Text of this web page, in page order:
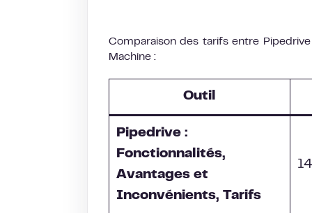
Comparaison des tarifs entre
Machine :
Outil
Pipedrive :
Fonctionnalités,
Avantages et
Inconvénients, Tarifs